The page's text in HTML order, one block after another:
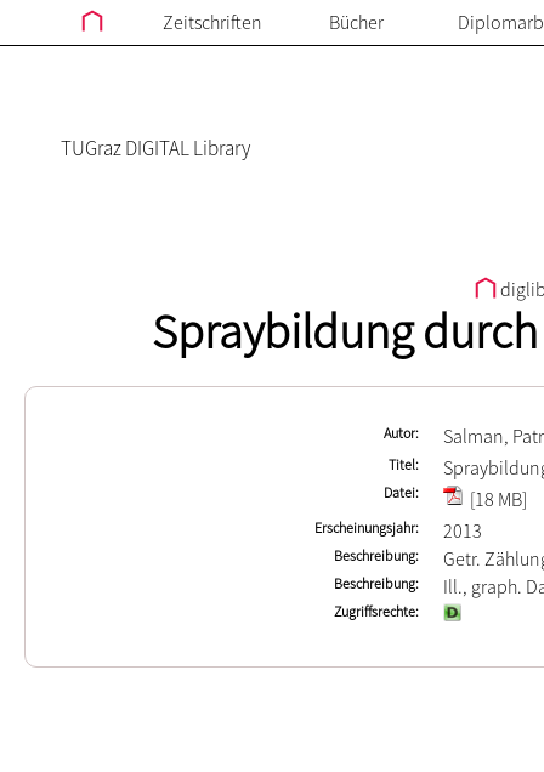
Zeitschriften Bücher
TUGraz DIGITAL Library
Spraybildung
Autor Salman,
Titel
Datei [18 MB]
Erscheinungsjahr 2013
Beschreibung Getr.
Beschreibung Ill., graph.
Zugriffsrechte